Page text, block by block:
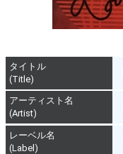
タイトル
(Title)
アーティスト名
(Artist)
レーベル名
(Label)